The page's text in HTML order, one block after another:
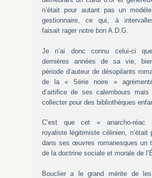
n’était pour autant pas un
gestionnaire, ce qui, à
faisait rager notre bon A.D.G.
Je n’ai donc connu celui-ci
dernières années de sa vie,
période d’auteur de désopilants
de la « Série noire »
d’artifice de ses calembours
collecter pour des bibliothèques
C’est que cet « anarcho-réac
royaliste légitimiste célinien, n’était
dans ses œuvres romanesques un
de la doctrine sociale et morale de
Bouclier a le grand mérite de